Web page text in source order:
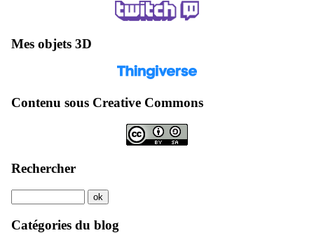
Mes objets 3D
Contenu sous Creative Commons
Rechercher
Catégories du blog